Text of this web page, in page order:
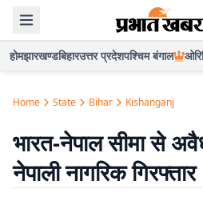
होमझारखण्डबिहारउत्तर प्रदेशपश्चिम बंगाल
Home State Bihar Kishanganj
भारत-नेपाल सीमा से
नेपाली नागरिक गिरफ्तार